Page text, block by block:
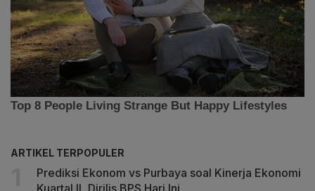
ARTIKEL TERPOPULER
Prediksi Ekonom vs Purbaya soal Kinerja Ekonomi
Kuartal II, Dirilis BPS Hari Ini